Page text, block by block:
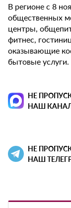
В регионе с 8
общественных
центры,
фитнес,
оказывающие
бытовые услуги.
НЕ
НАШ КАНАЛ
НЕ
НАШ